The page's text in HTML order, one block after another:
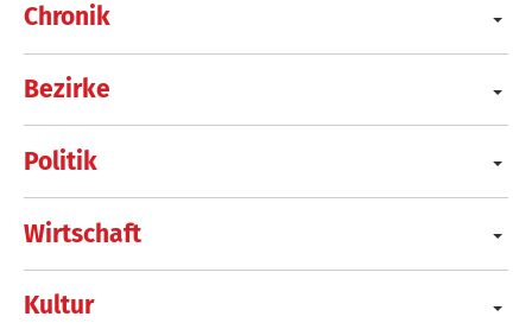
Chronik
Bezirke
Politik
Wirtschaft
Kultur